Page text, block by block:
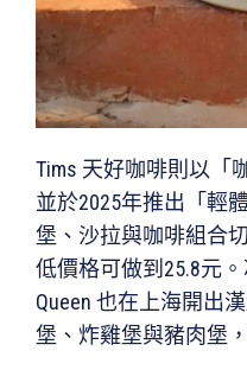
Tims 天好咖啡則以「
並於2025年推出「輕
堡、沙拉與咖啡組合
低價格可做到25.8元
Queen 也在上海開出
堡、炸雞堡與豬肉堡